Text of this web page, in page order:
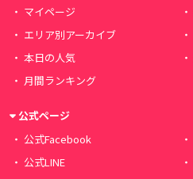
マイページ
エリア別アーカイブ
本日の人気
月間ランキング
公式ページ
公式Facebook
公式LINE